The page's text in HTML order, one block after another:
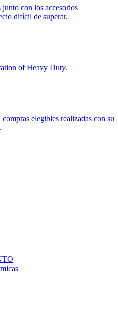
con los accesorios
difícil de superar.
of Heavy Duty.
elegibles realizadas con su